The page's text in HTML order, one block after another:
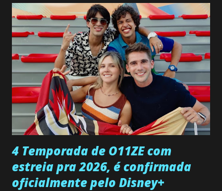
confessa a Gabriel que ele demonstrou ser o tipo de
pessoa que ela tanto desejou durante toda a vida. Camila
entra no quarto de Gabriel e imagina como seria o
encontro deles, quando conseguir seduzi-lo. Manuel avisa a
Paula sobre a suposta infidelidade de Gabriel com Joana.
Rogerio consegue se livrar de todas as suspeitas pelo
desaparecimento de Francisco, apontando que ele poderia
ter sido vítima da fúria de Gabriel. Artur informa a Gabriel
que a clínica inseminou por engano outra paciente, que está
...
4 Temporada de O11ZE com
estreia pra 2026, é confirmada
oficialmente pelo Disney+